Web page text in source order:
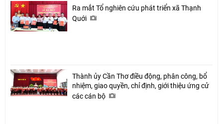
Ra mắt Tổ nghiên cứu phát triển xã Thạnh
Quới
Thành ủy Cần Thơ điều động, phân công, bổ
nhiệm, giao quyền, chỉ định, giới thiệu ứng cử
các cán bộ